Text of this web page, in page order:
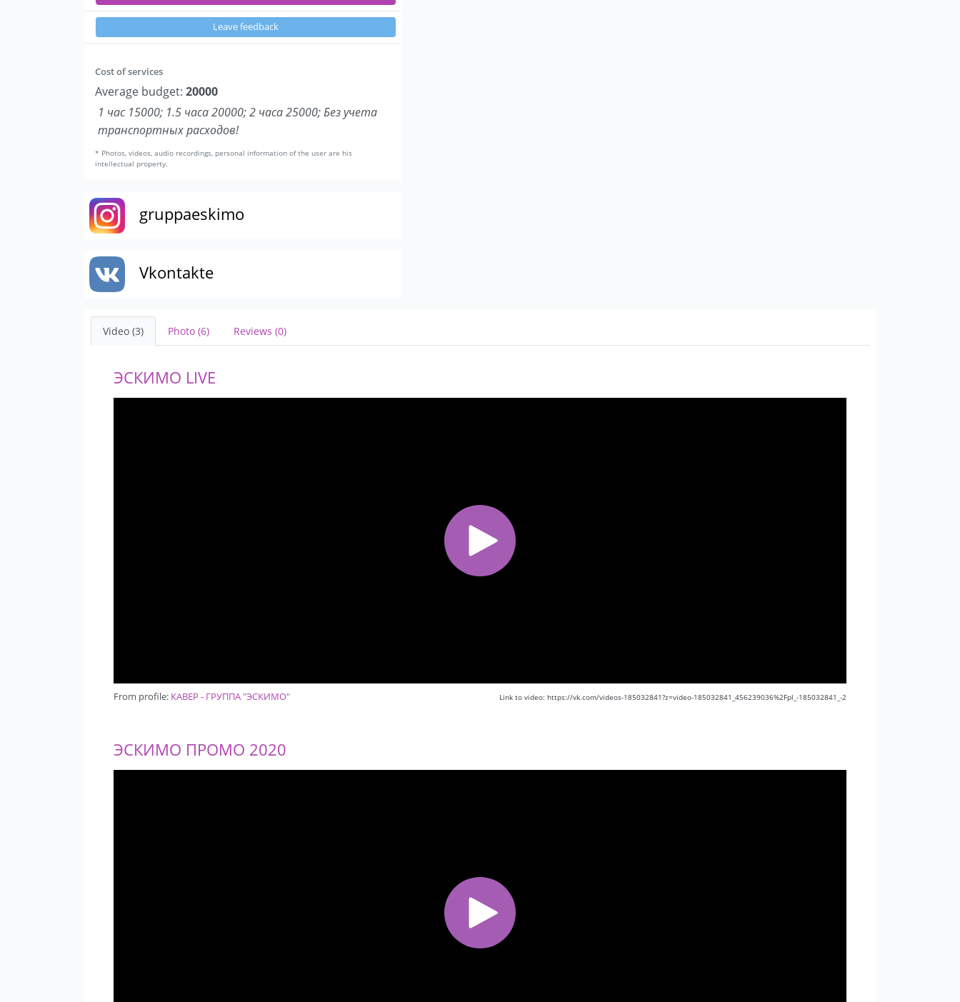
Leave feedback
Cost of services
Average budget: 20000
1 час 15000; 1.5 часа 20000; 2 часа 25000; Без учета
транспортных расходов!
* Photos, videos, audio recordings, personal information of the user are his
intellectual property.
gruppaeskimo
Vkontakte
Video (3) Photo (6) Reviews (0)
ЭСКИМО LIVE
From profile: КАВЕР - ГРУППА "ЭСКИМО" Link to video: https://vk.com/videos-185032841?z=video-185032841_456239036%2Fpl_-185032841_-2
ЭСКИМО ПРОМО 2020